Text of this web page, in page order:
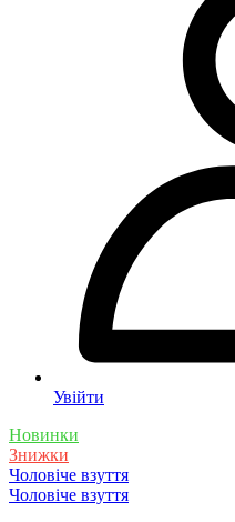
Увійти
Новинки
Знижки
Чоловіче взуття
Чоловіче взуття